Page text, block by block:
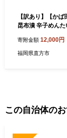
【訳あり】【かば
昆布漬 辛子めん
太子 おかず 福岡県]
寄附金額 12,000円
福岡県直方市
この自治体の